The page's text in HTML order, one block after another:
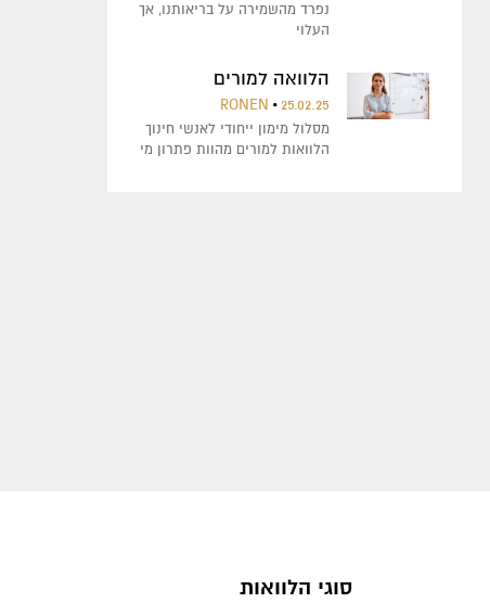
נפרד מהשמירה על בריאותנו, אך
העלוי
הלוואה למורים
RONEN 25.02.25
מסלול מימון ייחודי לאנשי חינוך
הלוואות למורים מהוות פתרון מי
סוגי הלוואות